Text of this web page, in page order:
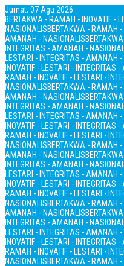
Jumat, 07 Agu 2026
BERTAKWA - RAMAH - INOVATIF -
NASIONALISBERTAKWA - RAMAH
AMANAH - NASIONALIS
INTEGRITAS - AMANAH -
LESTARI - INTEGRITAS - AMANAH
INOVATIF - LESTARI - INTEGRITAS
RAMAH - INOVATIF - LESTARI -
NASIONALISBERTAKWA - RAMAH
AMANAH - NASIONALIS
INTEGRITAS - AMANAH -
LESTARI - INTEGRITAS - AMANAH
INOVATIF - LESTARI - INTEGRITAS
RAMAH - INOVATIF - LESTARI -
NASIONALISBERTAKWA - RAMAH
AMANAH - NASIONALIS
INTEGRITAS - AMANAH -
LESTARI - INTEGRITAS - AMANAH
INOVATIF - LESTARI - INTEGRITAS
RAMAH - INOVATIF - LESTARI -
NASIONALISBERTAKWA - RAMAH
AMANAH - NASIONALIS
INTEGRITAS - AMANAH -
LESTARI - INTEGRITAS - AMANAH
INOVATIF - LESTARI - INTEGRITAS
RAMAH - INOVATIF - LESTARI -
NASIONALISBERTAKWA - RAMAH